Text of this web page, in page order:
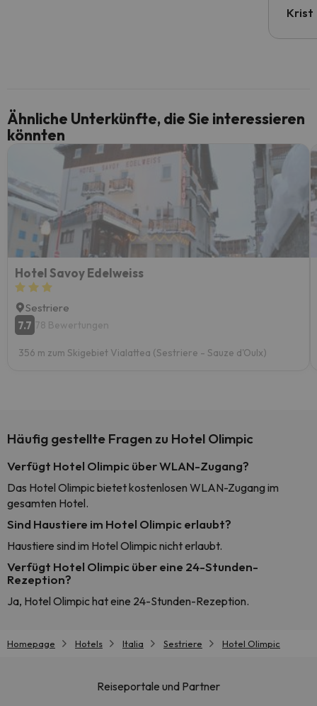
Krist
Ähnliche Unterkünfte, die Sie interessieren
könnten
Hotel Savoy Edelweiss
Sestriere
7.7 78 Bewertungen
356 m zum Skigebiet Vialattea (Sestriere - Sauze d'Oulx)
Häufig gestellte Fragen zu Hotel Olimpic
Verfügt Hotel Olimpic über WLAN-Zugang?
Das Hotel Olimpic bietet kostenlosen WLAN-Zugang im
gesamten Hotel.
Sind Haustiere im Hotel Olimpic erlaubt?
Haustiere sind im Hotel Olimpic nicht erlaubt.
Verfügt Hotel Olimpic über eine 24-Stunden-
Rezeption?
Ja, Hotel Olimpic hat eine 24-Stunden-Rezeption.
Homepage Hotels Italia Sestriere Hotel Olimpic
Reiseportale und Partner